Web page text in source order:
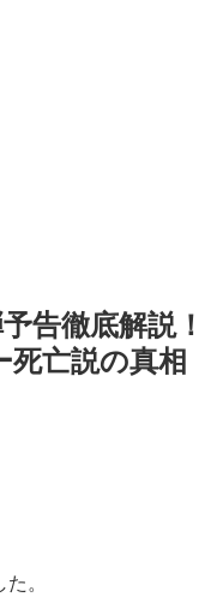
告徹底解説！
死亡説の真相
。